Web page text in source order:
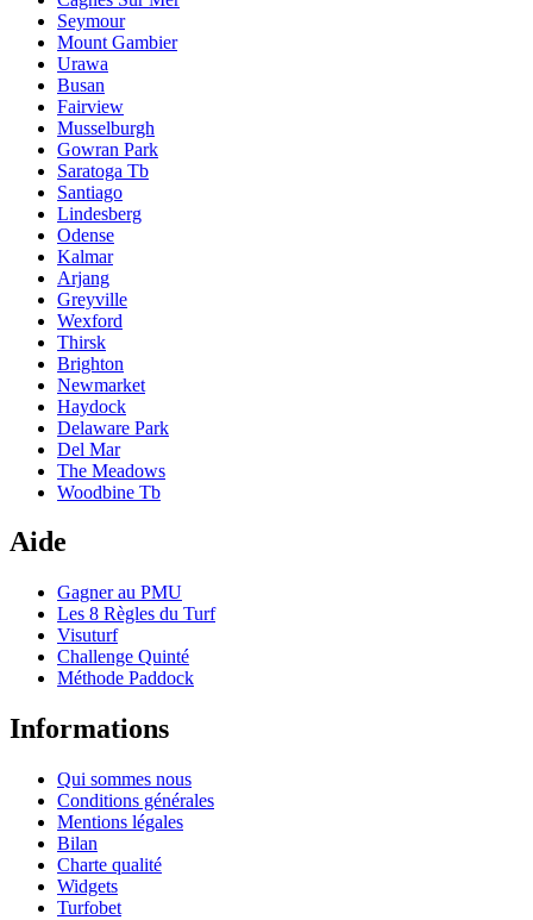
Seymour
Mount Gambier
Urawa
Busan
Fairview
Musselburgh
Gowran Park
Saratoga Tb
Santiago
Lindesberg
Odense
Kalmar
Arjang
Greyville
Wexford
Thirsk
Brighton
Newmarket
Haydock
Delaware Park
Del Mar
The Meadows
Woodbine Tb
Aide
Gagner au PMU
Les 8 Règles du Turf
Visuturf
Challenge Quinté
Méthode Paddock
Informations
Qui sommes nous
Conditions générales
Mentions légales
Bilan
Charte qualité
Widgets
Turfobet